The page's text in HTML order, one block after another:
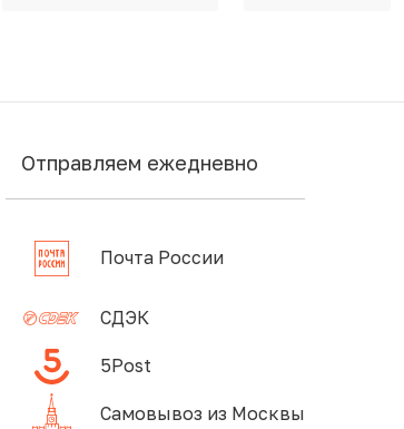
Отправляем ежедневно
Почта России
СДЭК
5Post
Самовывоз из Москвы